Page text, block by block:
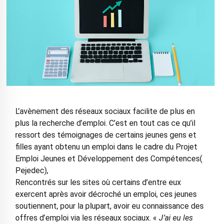
L’avènement des réseaux sociaux facilite de plus en
plus la recherche d’emploi. C’est en tout cas ce qu’il
ressort des témoignages de certains jeunes gens et
filles ayant obtenu un emploi dans le cadre du Projet
Emploi Jeunes et Développement des Compétences(
Pejedec),
Rencontrés sur les sites où certains d’entre eux
exercent après avoir décroché un emploi, ces jeunes
soutiennent, pour la plupart, avoir eu connaissance des
offres d’emploi via les réseaux sociaux. « J’ai eu les